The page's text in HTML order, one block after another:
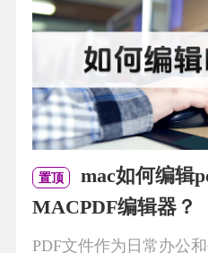
置顶
mac如何编辑
MACPDF编辑器？
PDF文件作为日常办公